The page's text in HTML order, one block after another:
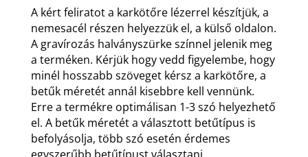
A kért feliratot a karkötőre lézerrel készítjük, a
nemesacél részen helyezzük el, a külső oldalon.
A gravírozás halványszürke színnel jelenik meg
a terméken. Kérjük hogy vedd figyelembe, hogy
minél hosszabb szöveget kérsz a karkötőre, a
betűk méretét annál kisebbre kell vennünk.
Erre a termékre optimálisan 1-3 szó helyezhető
el. A betűk méretét a választott betűtípus is
befolyásolja, több szó esetén érdemes